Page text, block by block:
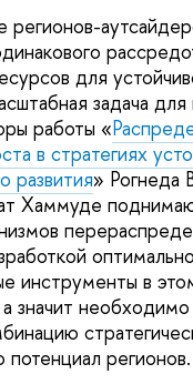
регионов-
для
задача для
работы «
в стратегиях
развития» Рогнеда
Хаммуде
инструменты в
значит необходимо
регионов.